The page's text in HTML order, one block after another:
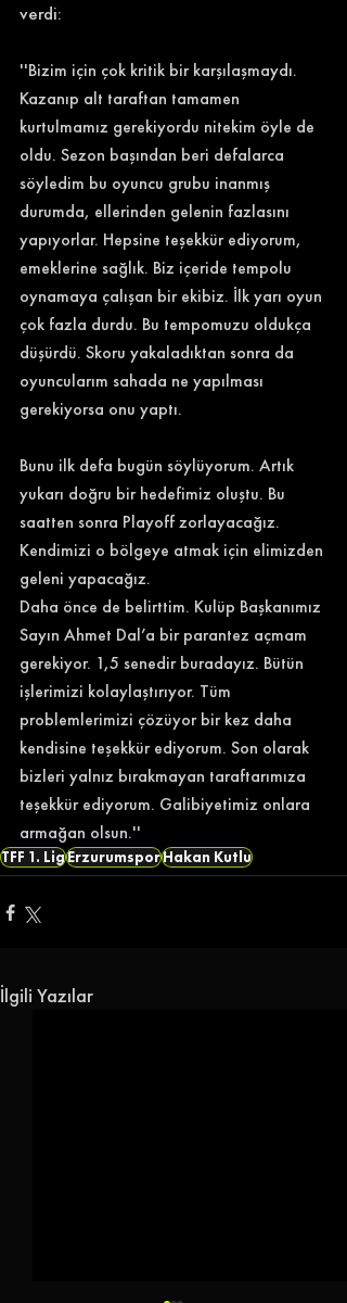
verdi:
''Bizim için çok kritik bir karşılaşmaydı.
Kazanıp alt taraftan tamamen
kurtulmamız gerekiyordu nitekim öyle de
oldu. Sezon başından beri defalarca
söyledim bu oyuncu grubu inanmış
durumda, ellerinden gelenin fazlasını
yapıyorlar. Hepsine teşekkür ediyorum,
emeklerine sağlık. Biz içeride tempolu
oynamaya çalışan bir ekibiz. İlk yarı oyun
çok fazla durdu. Bu tempomuzu oldukça
düşürdü. Skoru yakaladıktan sonra da
oyuncularım sahada ne yapılması
gerekiyorsa onu yaptı.
Bunu ilk defa bugün söylüyorum. Artık
yukarı doğru bir hedefimiz oluştu. Bu
saatten sonra Playoff zorlayacağız.
Kendimizi o bölgeye atmak için elimizden
geleni yapacağız.
Daha önce de belirttim. Kulüp Başkanımız
Sayın Ahmet Dal’a bir parantez açmam
gerekiyor. 1,5 senedir buradayız. Bütün
işlerimizi kolaylaştırıyor. Tüm
problemlerimizi çözüyor bir kez daha
kendisine teşekkür ediyorum. Son olarak
bizleri yalnız bırakmayan taraftarımıza
teşekkür ediyorum. Galibiyetimiz onlara
armağan olsun.''
TFF 1. LigErzurumsporHakan Kutlu
İlgili Yazılar